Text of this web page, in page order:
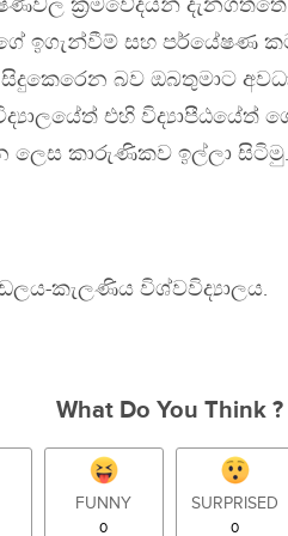
ක්‍රමවේදයන්
ඉගැන්වීම් සහ පර්යේෂණ
බව ඔබතුමාට
එහි විද්‍යාපීඨයේත්
ලෙස කාරුණිකව ඉල්ලා සිටිමු.
කැලණිය විශ්වවිද්‍යාලය.
What Do You Think ?
FUNNY
0
SURPRISED
0